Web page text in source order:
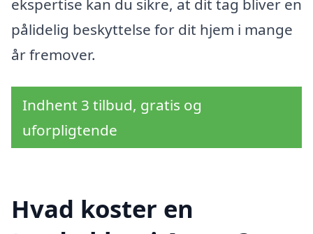
ekspertise kan du sikre, at dit tag bliver en
pålidelig beskyttelse for dit hjem i mange
år fremover.
Indhent 3 tilbud, gratis og
uforpligtende
Hvad koster en